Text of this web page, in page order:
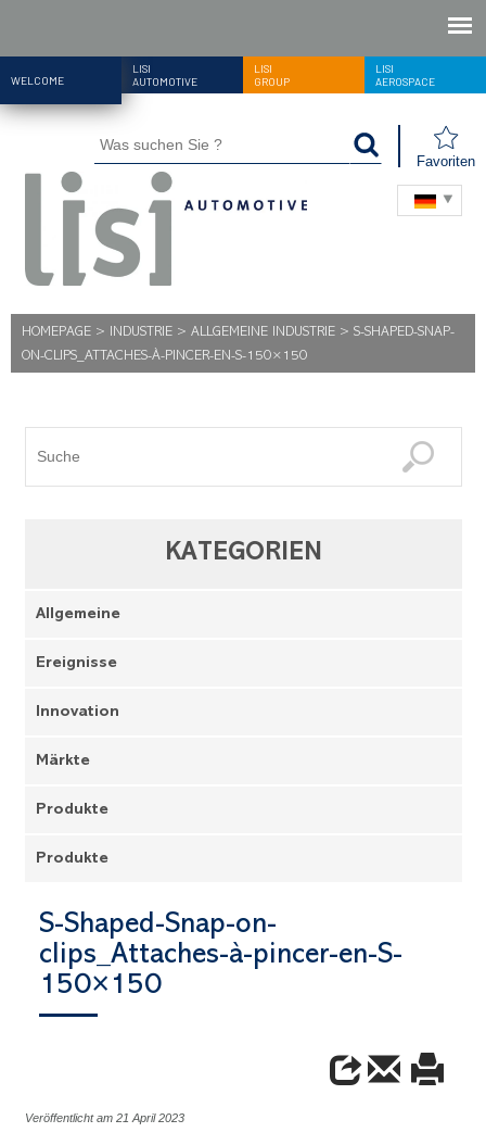
WELCOME
LISI
AUTOMOTIVE
LISI
GROUP
LISI
AEROSPACE
Favoriten
HOMEPAGE > INDUSTRIE > ALLGEMEINE INDUSTRIE > S-SHAPED-SNAP-
ON-CLIPS_ATTACHES-À-PINCER-EN-S-150×150
KATEGORIEN
Allgemeine
Ereignisse
Innovation
Märkte
Produkte
Produkte
S-Shaped-Snap-on-
clips_Attaches-à-pincer-en-S-
150×150
Veröffentlicht am 21 April 2023